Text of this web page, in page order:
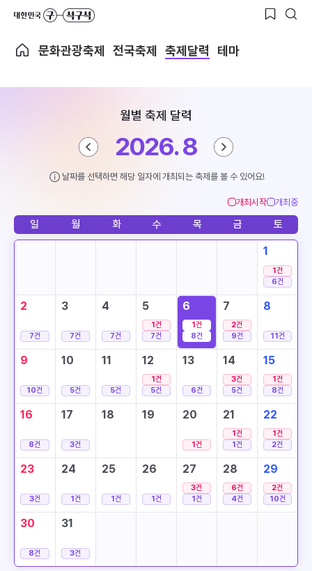
문화관광축제 전국축제 축제달력 테마
월별 축제 달력
2026. 8
날짜를 선택하면 해당 일자에 개최되는 축제를 볼 수 있어요!
개최시작 개최중
일 월 화 수 목 금 토
1
1건
6건
2
7건
3
7건
4
7건
5
1건
7건
6
1건
8건
7
2건
9건
8
11건
9
10건
10
5건
11
5건
12
1건
5건
13
6건
14
3건
5건
15
1건
8건
16
8건
17
3건
18 19 20
1건
21
1건
1건
22
1건
2건
23
3건
24
1건
25
1건
26
1건
27
3건
1건
28
6건
4건
29
2건
10건
30
8건
31
3건